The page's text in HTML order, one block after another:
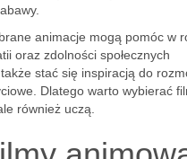
animacje mogą pomóc w
oraz zdolności społecznych
stać się inspiracją do
Dlatego warto wybierać
również uczą.